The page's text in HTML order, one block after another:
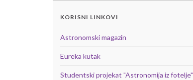
KORISNI LINKOVI
Astronomski magazin
Eureka kutak
Studentski projekat "Astronomija iz fotelje"